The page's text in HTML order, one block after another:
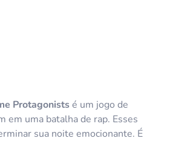
Protagonistsé um jogo de
uma batalha de rap. Esses
sua noite emocionante. É